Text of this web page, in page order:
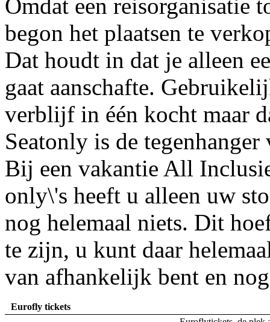
Omdat een reisorganisatie
begon het plaatsen te
Dat houdt in dat je alleen
gaat aanschafte.
verblijf in één kocht maar
Seatonly is de
Bij een vakantie All
only\'s heeft u alleen uw
nog helemaal niets. Dit
te zijn, u kunt daar
van afhankelijk bent en
Eurofly tickets